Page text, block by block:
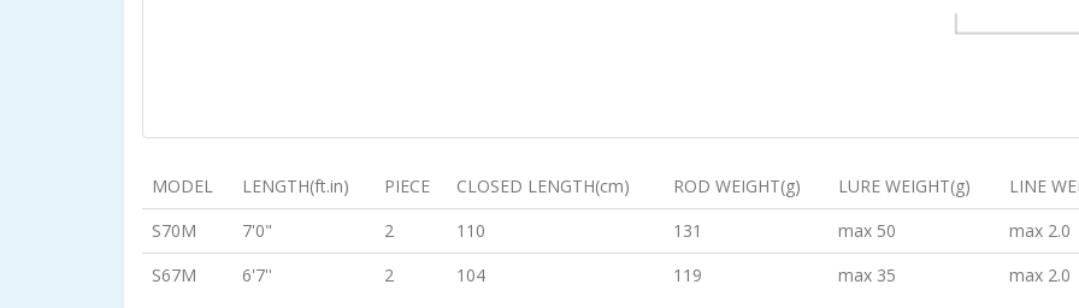
MODEL LENGTH(ft.in) PIECE CLOSED LENGTH(cm) ROD WEIGHT(g) LURE WEIGHT(g)
LINE
S70M
7'0" 2 110 131 max 50
max 2.0
S67M
6'7'' 2 104 119 max 35 max 2.0